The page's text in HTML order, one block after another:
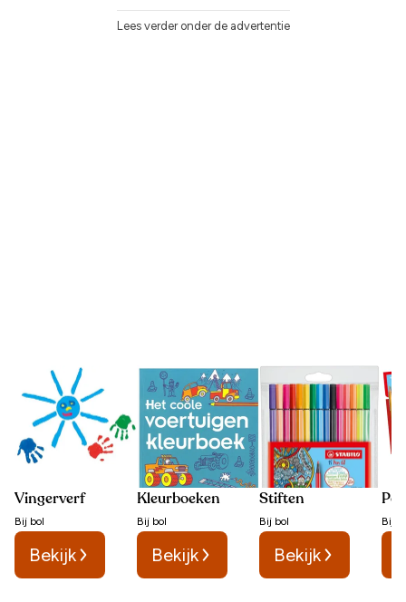
Lees verder onder de advertentie
Vingerverf
Bij bol
Bekijk
Kleurboeken
Bij bol
Bekijk
Stiften
Bij bol
Bekijk
Bij